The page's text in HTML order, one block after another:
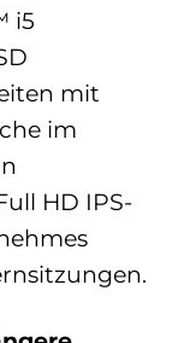
i5
mit
im
HD IPS-